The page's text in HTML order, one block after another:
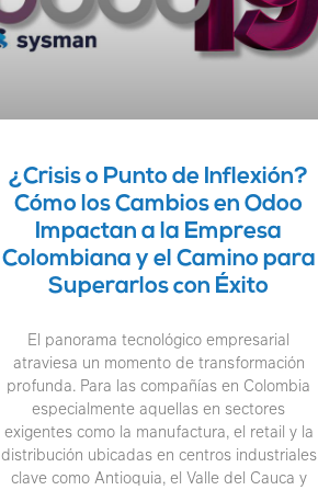
¿Crisis o Punto de Inflexión?
Cómo los Cambios en Odoo
Impactan a la Empresa
Colombiana y el Camino para
Superarlos con Éxito
El panorama tecnológico empresarial
atraviesa un momento de transformación
profunda. Para las compañías en Colombia
especialmente aquellas en sectores
exigentes como la manufactura, el retail y la
distribución ubicadas en centros industriales
clave como Antioquia, el Valle del Cauca y